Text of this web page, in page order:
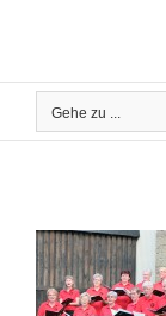
Gehe zu ...